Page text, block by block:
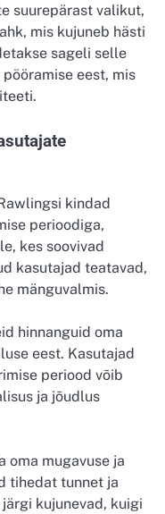
suurepärast valikut,
mis kujuneb hästi
sageli selle
eest, mis
kindad
perioodiga,
kes soovivad
kasutajad teatavad,
mänguvalmis.
hinnanguid oma
eest. Kasutajad
periood võib
ja jõudlus
oma mugavuse ja
tihedat tunnet ja
kujunevad, kuigi